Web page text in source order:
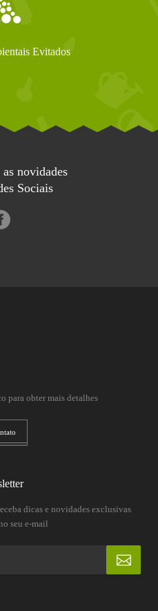
Evitados
novidades
Sociais
para obter mais detalhes
dicas e novidades exclusivas
seu e-mail